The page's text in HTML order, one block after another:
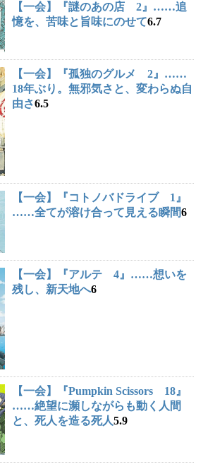
【一会】『謎のあの店 2』……追
憶を、苦味と旨味にのせて6.7
【一会】『孤独のグルメ 2』……
18年ぶり。無邪気さと、変わらぬ自
由さ6.5
【一会】『コトノバドライブ 1』
……全てが溶け合って見える瞬間6
【一会】『アルテ 4』……想いを
残し、新天地へ6
【一会】『Pumpkin Scissors 18』
……絶望に瀕しながらも動く人間
と、死人を造る死人5.9